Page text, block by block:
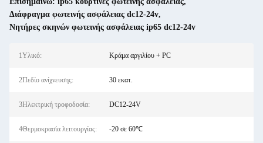
Διάφραγμα φωτεινής ασφάλειας dc12-24v,
Νητήρες σκηνών φωτεινής ασφάλειας ip65 dc12-24v
1Υλικό: Κράμα αργιλίου + PC
2Πεδίο ανίχνευσης: 30 εκατ.
3Ηλεκτρική τροφοδοσία: DC12-24V
4Θερμοκρασία λειτουργίας: -20 σε 60℃